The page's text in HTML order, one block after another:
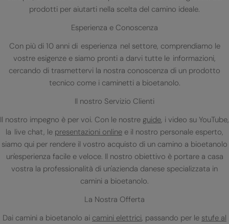
prodotti per aiutarti nella scelta del camino ideale.
Esperienza e Conoscenza
Con più di 10 anni di esperienza nel settore, comprendiamo le
vostre esigenze e siamo pronti a darvi tutte le informazioni,
cercando di trasmettervi la nostra conoscenza di un prodotto
tecnico come i caminetti a bioetanolo.
Il nostro Servizio Clienti
Il nostro impegno è per voi. Con le nostre guide, i video su YouTube,
la live chat, le presentazioni online e il nostro personale esperto,
siamo qui per rendere il vostro acquisto di un camino a bioetanolo
un'esperienza facile e veloce. Il nostro obiettivo è portare a casa
vostra la professionalità di un'azienda danese specializzata in
camini a bioetanolo.
La Nostra Offerta
Dai camini a bioetanolo ai camini elettrici, passando per le stufe al